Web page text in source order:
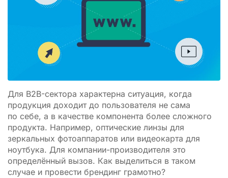
Для B2B-сектора характерна ситуация, когда
продукция доходит до пользователя не сама
по себе, а в качестве компонента более сложного
продукта. Например, оптические линзы для
зеркальных фотоаппаратов или видеокарта для
ноутбука. Для компании-производителя это
определённый вызов. Как выделиться в таком
случае и провести брендинг грамотно?